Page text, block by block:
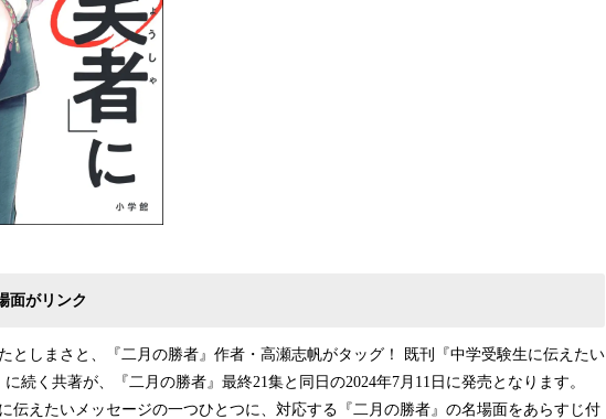
面がリンク
としまさと、『二月の勝者』作者・高瀬志帆がタッグ！ 既刊『中学受験生に伝えたい
続く共著が、『二月の勝者』最終21集と同日の2024年7月11日に発売となります。
伝えたいメッセージの一つひとつに、対応する『二月の勝者』の名場面をあらすじ付